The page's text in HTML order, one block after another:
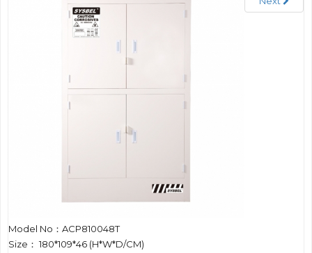
a
Model No：ACP810048T
Size： 180*109*46 (H*W*D/CM)